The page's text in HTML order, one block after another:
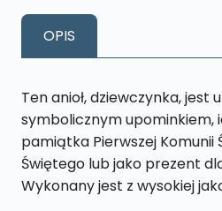
Komunii
Chrztu
-
biały
ASS1
OPIS
Ten anioł, dziewczynka, jest
symbolicznym upominkiem,
pamiątka Pierwszej Komunii
Świętego lub jako prezent
Wykonany jest z wysokiej